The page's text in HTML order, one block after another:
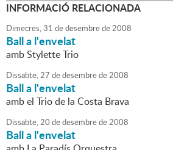
INFORMACIÓ RELACIONADA
Dimecres,31 dedesembrede2008
Ball a l'envelat
amb Stylette Trio
Dissabte,27 dedesembrede2008
Ball a l'envelat
amb el Trio de la Costa Brava
Dissabte,20 dedesembrede2008
Ball a l'envelat